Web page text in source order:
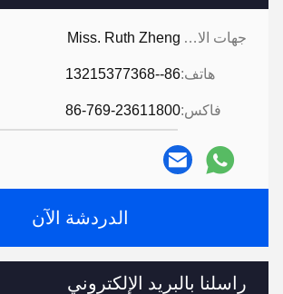
جهات الاتصال: Miss. Ruth Zheng
هاتف:86--13215377368
فاكس:86-769-23611800
الدردشة الآن
راسلنا بالبريد الإلكتروني